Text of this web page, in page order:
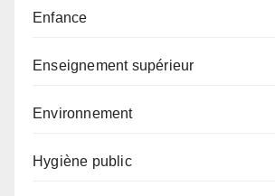
Enfance
Enseignement supérieur
Environnement
Hygiène public